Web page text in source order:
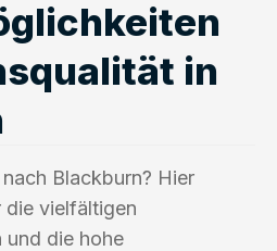
in
Blackburn? Hier
die vielfältigen
und die hohe